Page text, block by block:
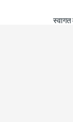
स्वागत